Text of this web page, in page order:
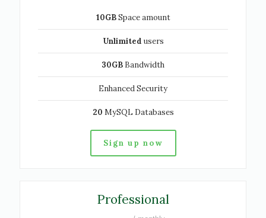
10GBSpace amount
Unlimited users
30GB Bandwidth
Enhanced Security
20 MySQL Databases
Sign up now
Professional